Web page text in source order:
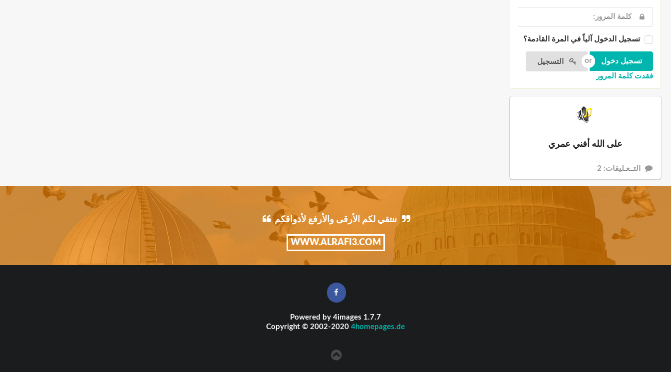
تسجيل الدخول آلياً في المرة القادمة؟
التسجيل
فقدت كلمة المرور
على الله أفني عمري
التــعـليقات: 2
ننتقي لكم الأرقى والأرفع لأذواقكم
WWW.ALRAFI3.COM
Powered by 4images 1.7.7
Copyright © 2002-2020 4homepages.de